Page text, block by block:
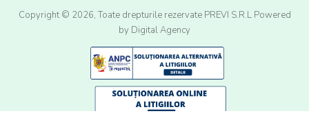
Copyright © 2026, Toate drepturile rezervate PREVI S.R.L Powered
by Digital Agency